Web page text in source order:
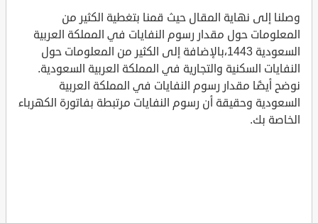
وصلنا إلى نهاية المقال حيث قمنا بتغطية الكثير من
المعلومات حول مقدار رسوم النفايات في المملكة العربية
السعودية 1443،بالإضافة إلى الكثير من المعلومات حول
النفايات السكنية والتجارية في المملكة العربية السعودية.
نوضح أيضًا مقدار رسوم النفايات في المملكة العربية
السعودية وحقيقة أن رسوم النفايات مرتبطة بفاتورة الكهرباء
الخاصة بك.